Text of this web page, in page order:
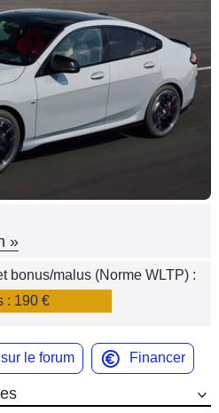
»
bonus/malus (Norme WLTP) :
: 190 €
le forum Financer